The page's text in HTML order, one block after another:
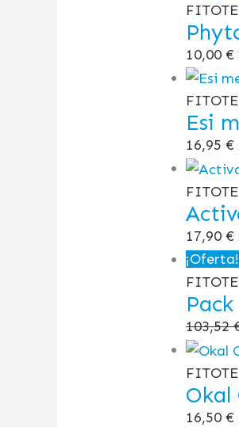
10,00 €
Esi
16,95 €
17,90 €
¡Oferta!
103,52
Okal
16,50 €